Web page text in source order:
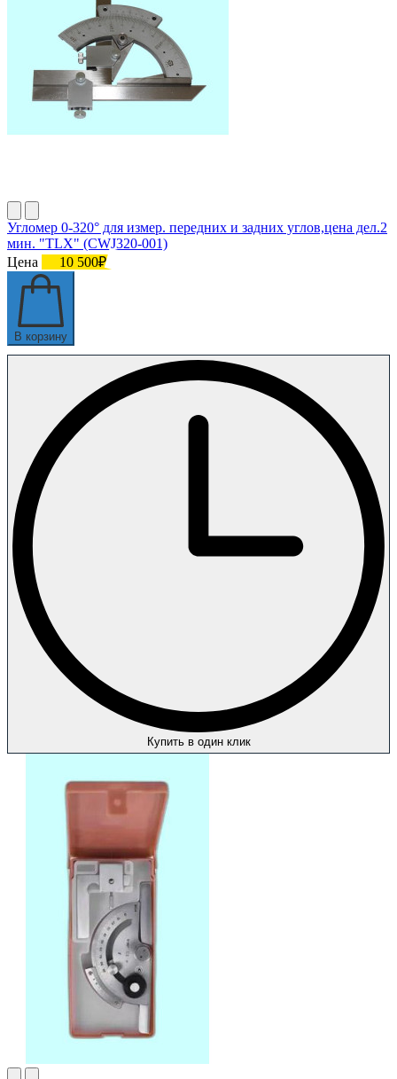
Угломер 0-320° для измер. передних и задних углов,цена дел.2
мин. "TLX" (CWJ320-001)
Цена
10 500₽
В корзину
Купить в один клик